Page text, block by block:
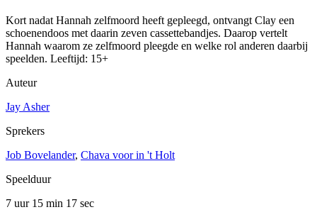
Kort nadat Hannah zelfmoord heeft gepleegd, ontvangt Clay een
schoenendoos met daarin zeven cassettebandjes. Daarop vertelt
Hannah waarom ze zelfmoord pleegde en welke rol anderen daarbij
speelden. Leeftijd: 15+
Auteur
Jay Asher
Sprekers
Job Bovelander, Chava voor in 't Holt
Speelduur
7 uur 15 min 17 sec